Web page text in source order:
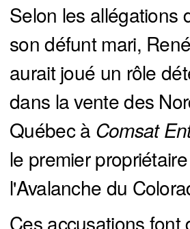
Selon les allégations
son défunt mari,
aurait joué un rôle
dans la vente des
Québec à Comsat
le premier
l'Avalanche du
Ces accusations font